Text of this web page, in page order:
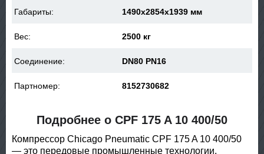
Габариты: 1490x2854x1939 мм
Вес: 2500 кг
Соединение: DN80 PN16
Партномер: 8152730682
Подробнее о CPF 175 A 10 400/50
Компрессор Chicago Pneumatic CPF 175 A 10 400/50
— это передовые промышленные технологии,